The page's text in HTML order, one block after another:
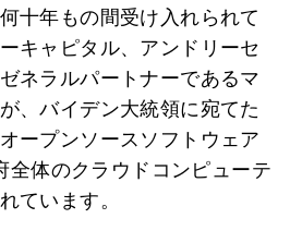
十年もの間受け入れられて
キャピタル、アンドリーセ
ネラルパートナーであるマ
、バイデン大統領に宛てた
ープンソースソフトウェア
全体のクラウドコンピューテ
ています。